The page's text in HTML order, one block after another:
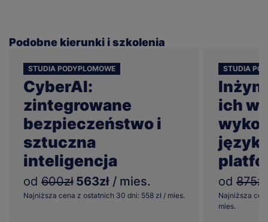
Podobne kierunki i szkolenia
STUDIA PODYPLOMOWE
CyberAI:
zintegrowane
bezpieczeństwo i
sztuczna
inteligencja
od 600zł 563zł / mies.
Najniższa cena z ostatnich 30 dni: 558 zł / mies.
STUDIA
ich
od 875zł
Najniższa
mies.